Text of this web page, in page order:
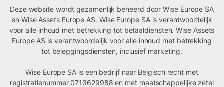
Deze website wordt gezamenlijk beheerd door Wise Europe SA
en Wise Assets Europe AS. Wise Europe SA is verantwoordelijk
voor alle inhoud met betrekking tot betaaldiensten. Wise Assets
Europe AS is verantwoordelijk voor alle inhoud met betrekking
tot beleggingsdiensten, inclusief marketing.
Wise Europe SA is een bedrijf naar Belgisch recht met
registratienummer 0713629988 en met maatschappelijke zetel